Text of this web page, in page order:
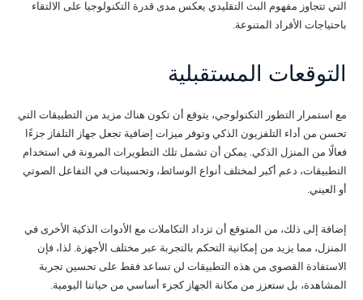
التي تتجاوز مفهوم البث التقليدي يعكس مدى قدرة التكنولوجيا على الالتقاء
باحتياجات الأفراد المتنوعة.
التوقعات المستقبلية
مع استمرار التطور التكنولوجي، يتوقع أن تكون هناك مزيد من التطبيقات التي
تحسن من أداء التلفزيون الذكي وتوفر ميزات إضافية تجعل جهاز التلفاز جزءًا
فعالًا من المنزل الذكي. يمكن أن تشمل تلك التطويرات المرونة في استخدام
التطبيقات، دعم أكبر لمختلف أنواع الوسائط، وتحسينات في التفاعل الصوتي
أو العيني.
إضافة إلى ذلك، من المتوقع أن تزداد التكاملات مع الأدوات الذكية الأخرى في
المنزل، مما يزيد من إمكانية التحكم بالتجربة عبر مختلف الأجهزة. لذا، فإن
الاستفادة القصوى من هذه التطبيقات لن تساعد فقط على تحسين تجربة
المشاهدة، بل ستعزز من مكانة الجهاز كجزء أساسي من حياتنا اليومية.